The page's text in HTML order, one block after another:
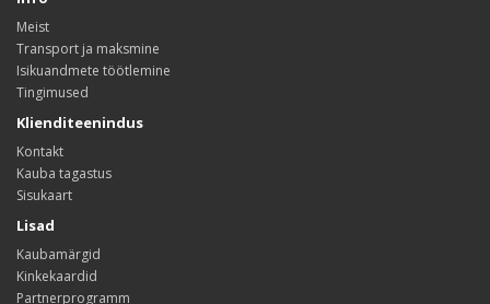
Meist
Transport ja maksmine
Isikuandmete töötlemine
Tingimused
Klienditeenindus
Kontakt
Kauba tagastus
Sisukaart
Lisad
Kaubamärgid
Kinkekaardid
Partnerprogramm